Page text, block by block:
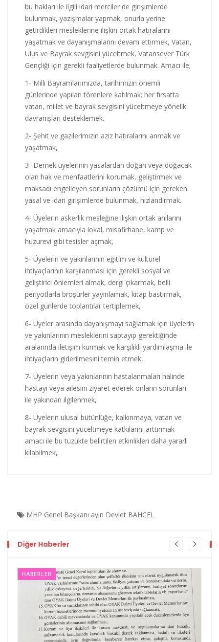
bu hakları ile ilgili idari merciler de girişimlerde
bulunmak, yazışmalar yapmak, onurla yerine
getirdikleri mesleklerine ilişkin ortak hatıralarını
yaşatmak ve dayanışmalarını devam ettirmek, Vatan,
Ulus ve Bayrak sevgisini yüceltmek, Vatansever Türk
Gençliği için gerekli faaliyetlerde bulunmak. Amacı ile;
1- Milli Bayramlarımızda, tarihimizin önemli
günlerinde yapılan törenlere katılmak; her fırsatta
vatan, millet ve bayrak sevgisini yüceltmeye yönelik
davranışları desteklemek.
2- Şehit ve gazilerimizin aziz hatıralarını anmak ve
yaşatmak,
3- Dernek üyelerinin yasalardan doğan veya doğacak
olan hak ve menfaatlerini korumak, geliştirmek ve
maksadı engelleyen sorunların çözümü için gereken
yasal ve idari girişimlerde bulunmak, hızlandırmak.
4- Üyelerin askerlik mesleğine ilişkin ortak anılarını
yaşatmak amacıyla lokal, misafirhane, kamp ve
huzurevi gibi tesisler açmak,
5- Üyelerin ve yakınlarının eğitim ve kültürel
ihtiyaçlarının karşılanması için gerekli sosyal ve
geliştirici önlemleri almak, dergi çıkarmak, belli
periyotlarla broşürler yayınlamak, kitap bastırmak,
özel günlerde toplantılar tertiplemek,
6- Üyeler arasında dayanışmayı sağlamak için üyelerin
ve yakınlarının mesleklerini saptayıp gerektiğinde
aralarında iletişim kurmak ve karşılıklı yardımlaşma ile
ihtiyaçların giderilmesini temin etmek,
7- Üyelerin veya yakınlarının hastalanmaları halinde
hastayı veya ailesini ziyaret ederek onların sorunları
ile yakından ilgilenmek,
8- Üyelerin ulusal bütünlüğe, kalkınmaya, vatan ve
bayrak sevgisini yüceltmeye katkılarını arttırmak
amacı ile bu tüzükte belirtilen etkinlikleri daha yararlı
kılabilmek,
MHP Genel Başkanı ayın Devlet BAHCEL
Diğer Haberler
HABERLER